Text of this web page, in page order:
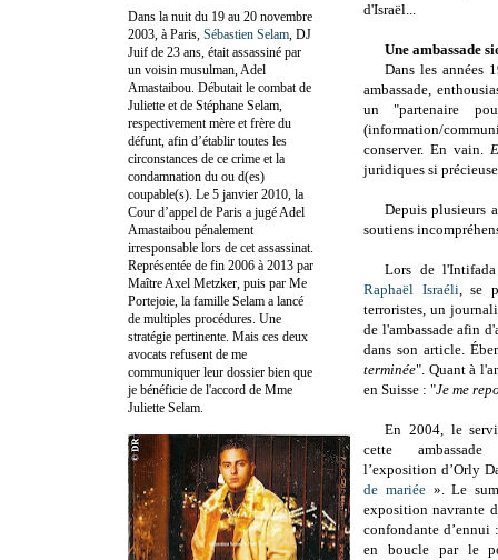
d'Israël...
Une ambassade
Dans les années
ambassade,
un "partenaire
(information/
conserver. En vain.
juridiques si
Depuis plusieurs
soutiens
Lors de
Raphaël Israéli, se
terroristes, un
de l'ambassade afin
dans son article.
terminée". Quant à
en Suisse : "Je me
En 2004, le
cette
l’exposition d’Orly
de mariée». Le
exposition navrante
confondante
en boucle par le
Dans la nuit du 19 au 20 novembre
2003, à Paris, Sébastien Selam , DJ
Juif de 23 ans, était assassiné par
un voisin musulman, Adel
Amastaibou. Débutait le combat de
Juliette et de Stéphane Selam,
respectivement mère et frère du
défunt, afin d’établir toutes les
circonstances de ce crime et la
condamnation du ou d(es)
coupable(s). Le 5 janvier 2010, la
Cour d’appel de Paris a jugé Adel
Amastaibou pénalement
irresponsable lors de cet assassinat.
Représentée de fin 2006 à 2013 par
Maître Axel Metzker, puis par Me
Portejoie, la famille Selam a lancé
de multiples procédures. Une
stratégie pertinente. Mais ces deux
avocats refusent de me
communiquer leur dossier bien que
je bénéficie de l'accord de Mme
Juliette Selam.